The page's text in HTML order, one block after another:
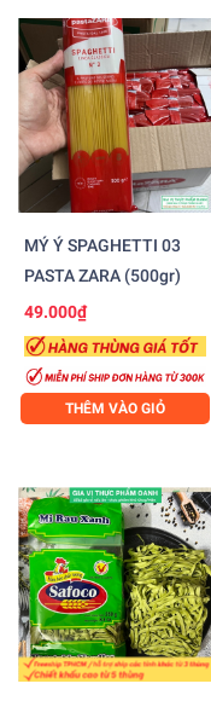
MÝ Ý SPAGHETTI 03
PASTA ZARA (500gr)
49.000₫
THÊM VÀO GIỎ